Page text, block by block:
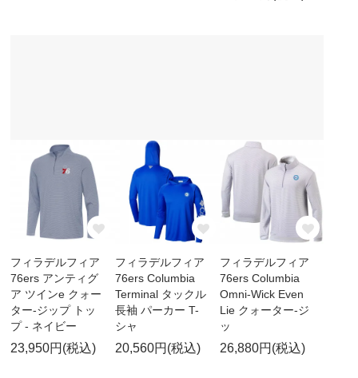
フィラデルフィア
76ers アンティグ
ア ツインe クォー
ター-ジップ トッ
プ - ネイビー
23,950円(税込)
フィラデルフィア
76ers Columbia
Terminal タックル
長袖 パーカー T-
シャ
20,560円(税込)
フィラデルフィア
76ers Columbia
Omni-Wick Even
Lie クォーター-ジ
ッ
26,880円(税込)